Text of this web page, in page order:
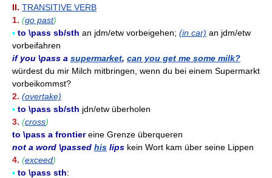
II. TRANSITIVE VERB
1. (go past)
▪ to \pass sb/sth an jdm/etw vorbeigehen; (in car) an jdm/etw
vorbeifahren
if you \pass a supermarket, can you get me some milk?
würdest du mir Milch mitbringen, wenn du bei einem Supermarkt
vorbeikommst?
2. (overtake)
▪ to \pass sb/sth jdn/etw überholen
3. (cross)
to \pass a frontiereine Grenze überqueren
not a word \passed his lips kein Wort kam über seine Lippen
4. (exceed)
▪ to \pass sth: